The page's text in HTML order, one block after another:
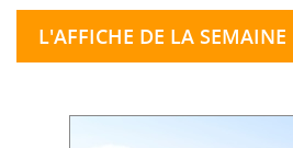
L'AFFICHE DE LA SEMAINE